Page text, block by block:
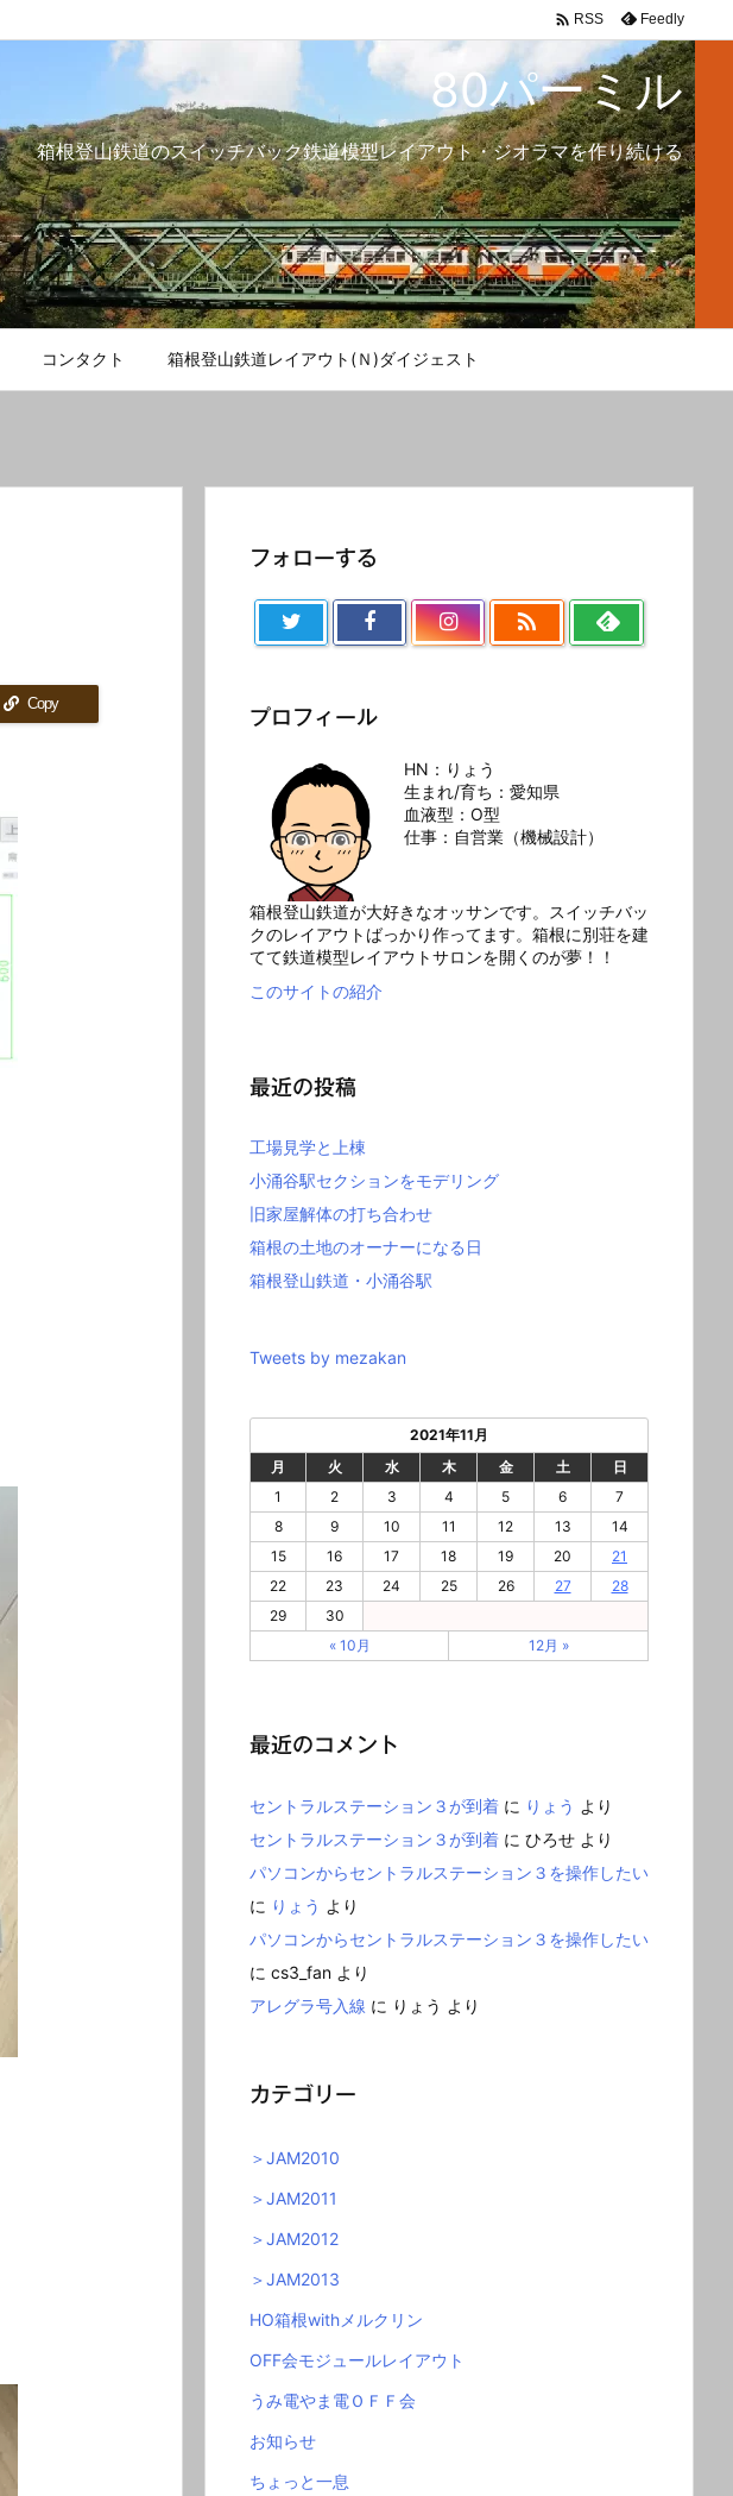
80パーミル
箱根登山鉄道のスイッチバック鉄道模型レイアウト・ジオラマを作り続ける
コンタクト 箱根登山鉄道レイアウト(Ｎ)ダイジェスト
 RSS Feedly
Copy
フォローする

プロフィール
HN：りょう
生まれ/育ち：愛知県
血液型：O型
仕事：自営業（機械設計）
箱根登山鉄道が大好きなオッサンです。スイッチバッ
クのレイアウトばっかり作ってます。箱根に別荘を建
てて鉄道模型レイアウトサロンを開くのが夢！！
このサイトの紹介
最近の投稿
工場見学と上棟
小涌谷駅セクションをモデリング
旧家屋解体の打ち合わせ
箱根の土地のオーナーになる日
箱根登山鉄道・小涌谷駅
Tweets by mezakan
2021年11月
月
火 水 木 金 土
日
1
2 3 4 5 6
7
8
9 10 11 12 13
14
15
16 17 18 19 20
21
22
23 24 25 26 27
28
29
30
« 10月
12月 »
最近のコメント
セントラルステーション３が到着 に りょう より
セントラルステーション３が到着 に ひろせ より
パソコンからセントラルステーション３を操作したい
に りょう より
パソコンからセントラルステーション３を操作したい
に cs3_fan より
アレグラ号入線 に りょう より
カテゴリー
＞JAM2010
＞JAM2011
＞JAM2012
＞JAM2013
HO箱根withメルクリン
OFF会モジュールレイアウト
うみ電やま電ＯＦＦ会
お知らせ
ちょっと一息